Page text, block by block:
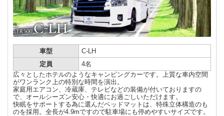
車型
C-LH
定員
4名
広々としたホテルのようなキャンピングカーです。上質な車内空間
がワンランク上の特別な時間を演出。
家庭用エアコン、冷蔵庫、テレビなどの装備が付いておりますの
で、オールシーズン安心・快適にお過ごしいただけます。
快眠をサポートする為に選んだベッドマットは、特殊立体構造のも
のを採用。全長が4.9mですので駐車場にも停めやすいサイズです。